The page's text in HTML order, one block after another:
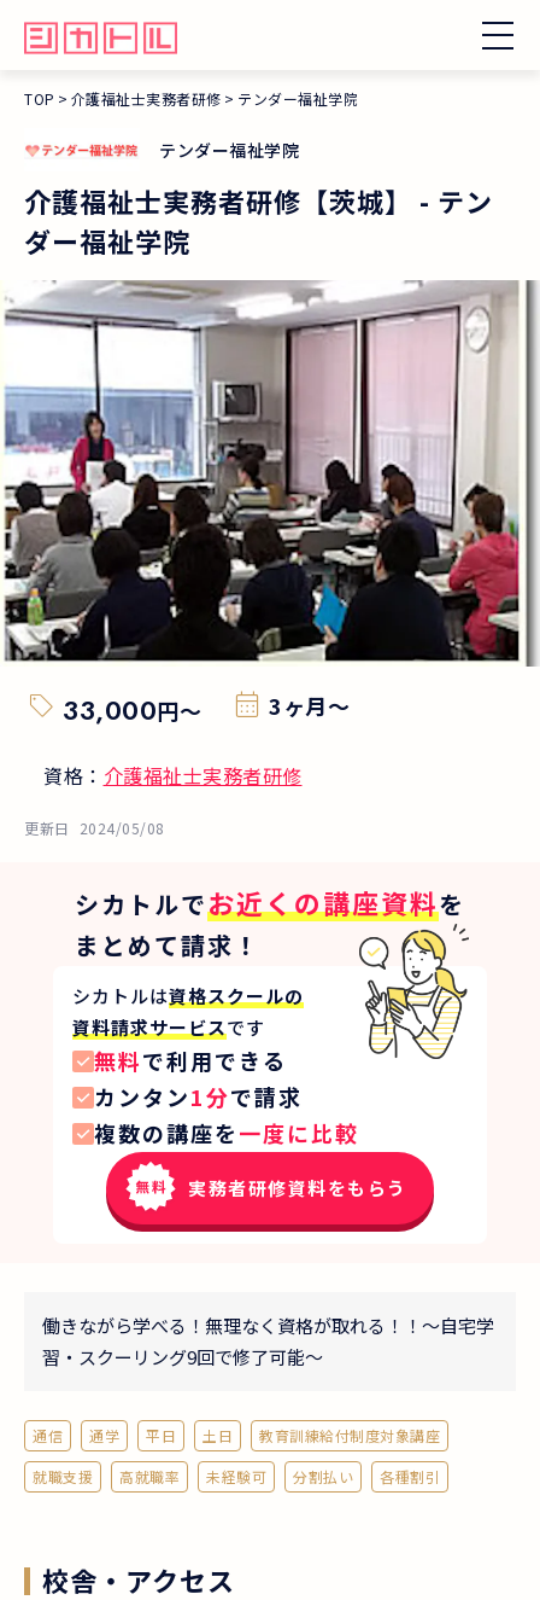
TOP 介護福祉士実務者研修 テンダー福祉学院
テンダー福祉学院
介護福祉士実務者研修【茨城】 - テン
ダー福祉学院
33,000円〜 3ヶ月〜
資格： 介護福祉士実務者研修
更新日 2024/05/08
シカトルでお近くの講座資料を
まとめて請求！
シカトルは資格スクールの
資料請求サービスです
無料で利用できる
カンタン1分で請求
複数の講座を一度に比較
実務者研修資料をもらう
働きながら学べる！無理なく資格が取れる！！～自宅学
習・スクーリング9回で修了可能～
通信 通学 平日 土日
教育訓練給付制度対象講座
就職支援
高就職率 未経験可 分割払い 各種割引
校舎・アクセス